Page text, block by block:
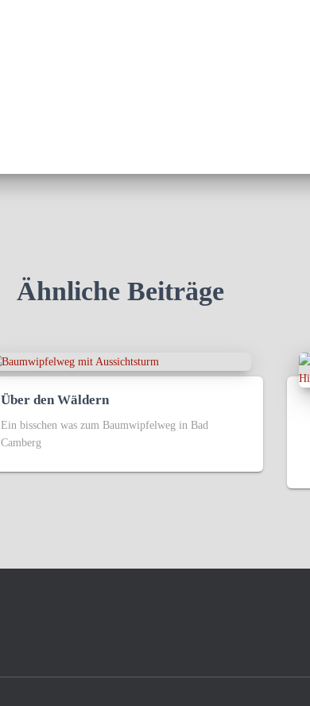
Ähnliche Beiträge
Über den Wäldern
Ein bisschen was zum Baumwipfelweg in Bad
Camberg